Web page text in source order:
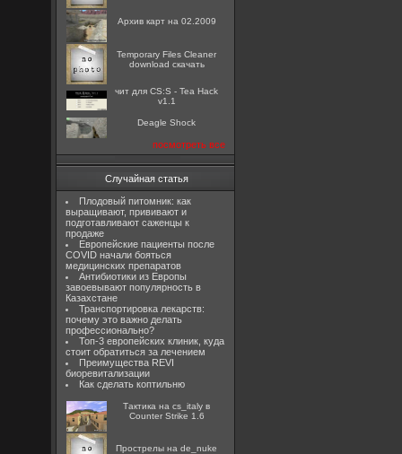
Архив карт на 02.2009
Temporary Files Cleaner
download скачать
чит для CS:S - Tea Hack
v1.1
Deagle Shock
посмотреть все
Случайная статья
Плодовый питомник: как
выращивают, прививают и
подготавливают саженцы к
продаже
Европейские пациенты после
COVID начали бояться
медицинских препаратов
Антибиотики из Европы
завоевывают популярность в
Казахстане
Транспортировка лекарств:
почему это важно делать
профессионально?
Топ-3 европейских клиник, куда
стоит обратиться за лечением
Преимущества REVI
биоревитализации
Как сделать коптильню
Тактика на cs_italy в
Counter Strike 1.6
Прострелы на de_nuke